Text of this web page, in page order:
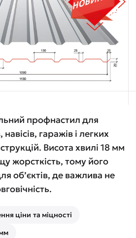
профнастил для
гаражів і легких
Висота хвилі 18 мм
жорсткість, тому його
об’єктів, де важлива не
ціни та міцності